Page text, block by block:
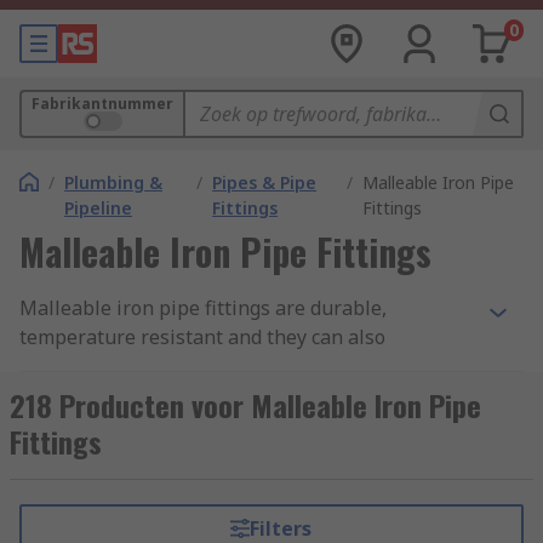
0
Fabrikantnummer
/ Plumbing &
Pipeline
/ Pipes & Pipe
Fittings
/ Malleable Iron Pipe
Fittings
Malleable Iron Pipe Fittings
Malleable iron pipe fittings are durable,
temperature resistant and they can also
greatly popular in plumbing and pipework
industries. These types of fittings are often
galvanised with a standard jointing technology
of applications.
218 Producten voor Malleable Iron Pipe
Fittings
Filters